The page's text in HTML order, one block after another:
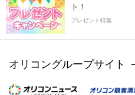
ト！
プレゼント特集
オリコングループサイト